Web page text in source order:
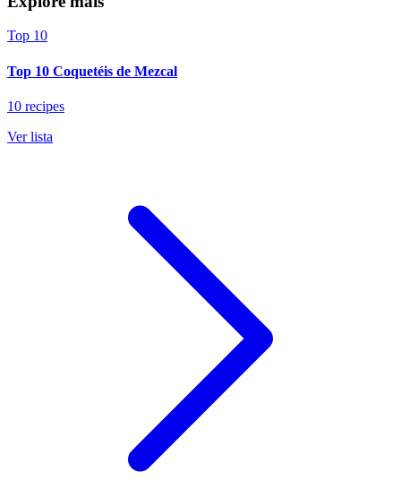
Top 10
Top 10 Coquetéis de Mezcal
10 recipes
Ver lista